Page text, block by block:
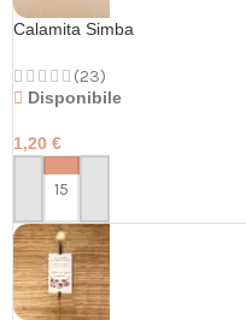
Calamita Simba
(23)
Disponibile
1,20 €
PERSONALIZZA